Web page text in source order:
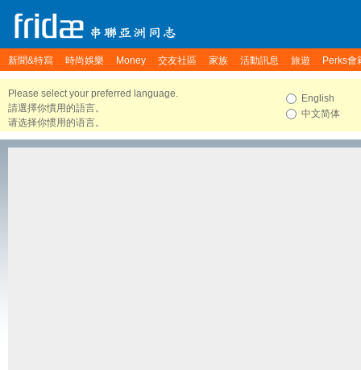
新聞&特寫 時尚娛樂 Money 交友社區 家族 活動訊息 旅遊 Perks會
Please select your preferred language.
請選擇你慣用的語言。
请选择你惯用的语言。
English
中文简体